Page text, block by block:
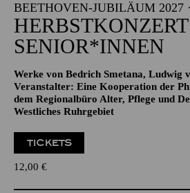
BEETHOVEN-JUBILÄUM 2027
SENIOR*INNEN
Werke von Bedrich Smetana, Ludwig
Veranstalter: Eine Kooperation der
dem Regionalbüro Alter, Pflege und
Westliches Ruhrgebiet
TICKETS
12,00 €